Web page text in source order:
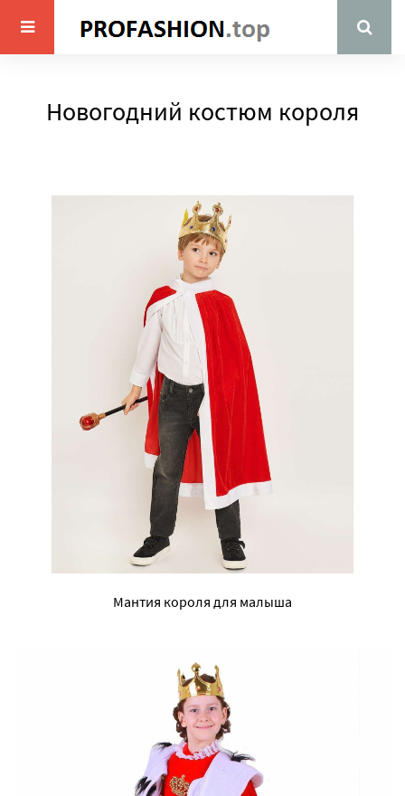
Новогодний костюм короля
Мантия короля для малыша